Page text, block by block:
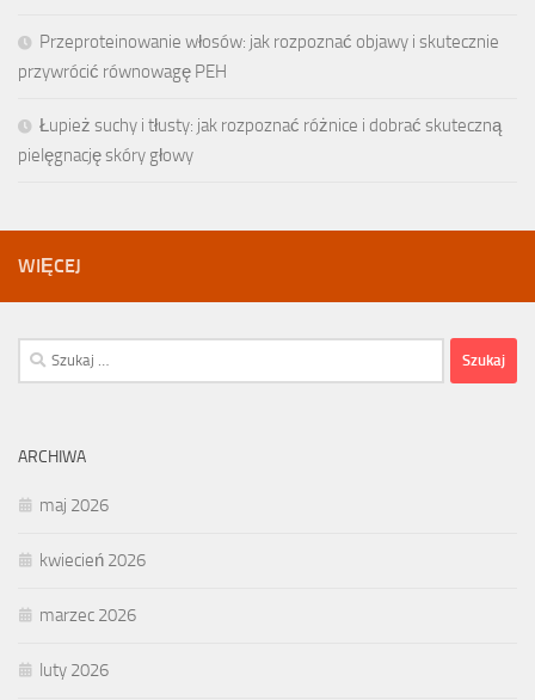
Przeproteinowanie włosów: jak rozpoznać objawy i skutecznie
przywrócić równowagę PEH
Łupież suchy i tłusty: jak rozpoznać różnice i dobrać skuteczną
pielęgnację skóry głowy
WIĘCEJ
Szukaj:
ARCHIWA
maj 2026
kwiecień 2026
marzec 2026
luty 2026